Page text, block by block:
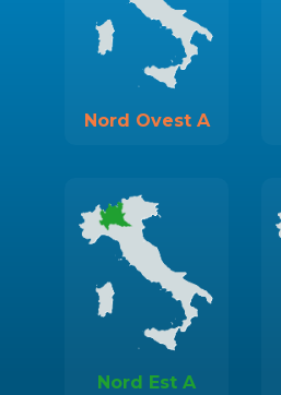
Nord Ovest A
Nord Est A